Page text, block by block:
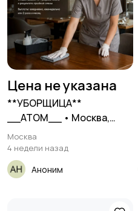
Цена не указана
**УБОРЩИЦА**
__АТОМ__ • Москва,
Орликов переулок,
Москва
4 недели назад
Аноним